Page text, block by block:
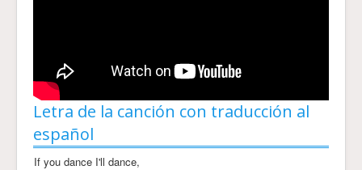
Letra de la canción con traducción al
español
If you dance I'll dance,